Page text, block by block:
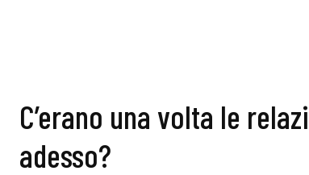
C’erano una volta le
adesso?